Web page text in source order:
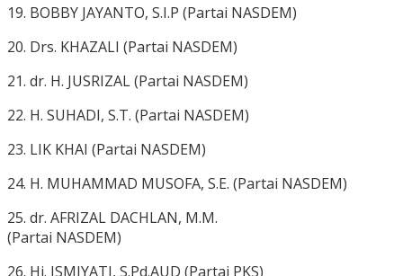
19. BOBBY JAYANTO, S.I.P (Partai NASDEM)
20. Drs. KHAZALI (Partai NASDEM)
21. dr. H. JUSRIZAL (Partai NASDEM)
22. H. SUHADI, S.T. (Partai NASDEM)
23. LIK KHAI (Partai NASDEM)
24. H. MUHAMMAD MUSOFA, S.E. (Partai NASDEM)
25. dr. AFRIZAL DACHLAN, M.M.
(Partai NASDEM)
26. Hj. ISMIYATI, S.Pd.AUD (Partai PKS)